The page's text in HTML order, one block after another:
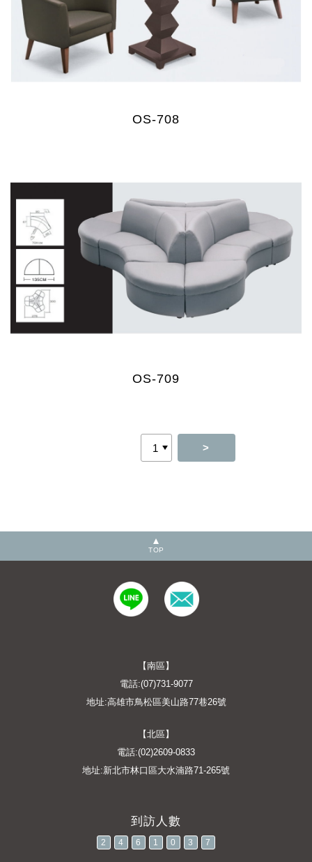
OS-708
OS-709
>
TOP
【南區】
電話:(07)731-9077
地址:高雄市鳥松區美山路77巷26號
【北區】
電話:(02)2609-0833
地址:新北市林口區大水湳路71-265號
2 4 6 1 0 3 7